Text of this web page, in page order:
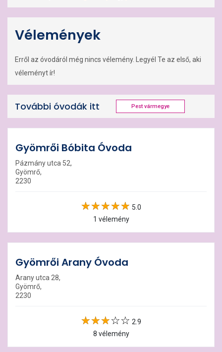
Vélemények
Erről az óvodáról még nincs vélemény. Legyél Te az első, aki
véleményt ír!
További óvodák itt Pest vármegye
Gyömrői Bóbita Óvoda
Pázmány utca 52,
Gyömrő,
2230
5.0
1 vélemény
Gyömrői Arany Óvoda
Arany utca 28,
Gyömrő,
2230
2.9
8 vélemény